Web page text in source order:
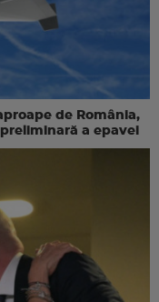
de România,
a epavei